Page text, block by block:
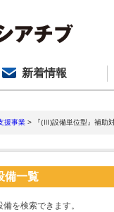
新着情報
援事業 > 『(Ⅲ)設備単位型』補助
備一覧
を検索できます。